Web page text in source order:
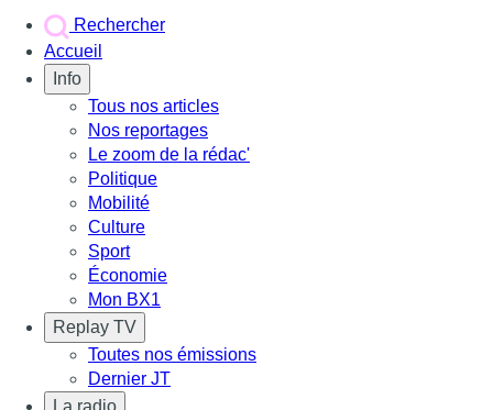
Rechercher
Accueil
Info
Tous nos articles
Nos reportages
Le zoom de la rédac'
Politique
Mobilité
Culture
Sport
Économie
Mon BX1
Replay TV
Toutes nos émissions
Dernier JT
La radio